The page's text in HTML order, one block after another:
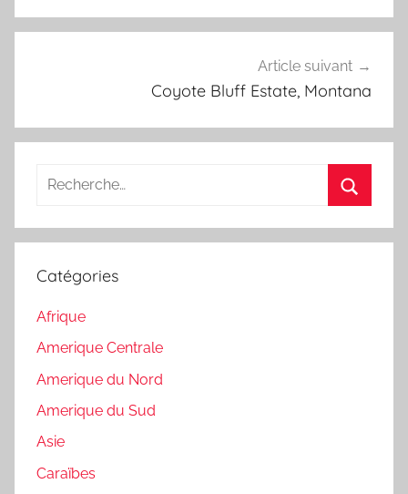
Article suivant
Coyote Bluff Estate, Montana
Recherche
:
Catégories
Afrique
Amerique Centrale
Amerique du Nord
Amerique du Sud
Asie
Caraïbes